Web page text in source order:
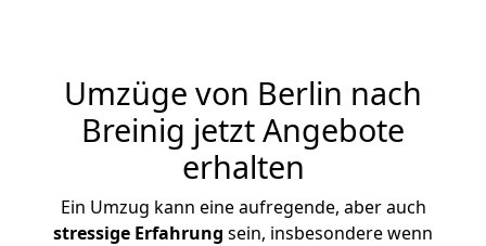
Umzüge von Berlin nach
Breinig jetzt Angebote
erhalten
Ein Umzug kann eine aufregende, aber auch
stressige Erfahrung sein, insbesondere wenn